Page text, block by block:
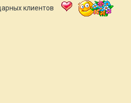
клиентов